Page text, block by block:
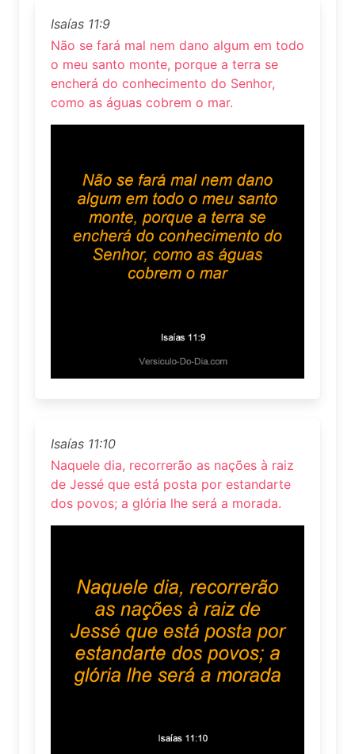
Isaías 11:9
Não se fará mal nem dano algum em todo
o meu santo monte, porque a terra se
encherá do conhecimento do Senhor,
como as águas cobrem o mar.
Isaías 11:10
Naquele dia, recorrerão as nações à raiz
de Jessé que está posta por estandarte
dos povos; a glória lhe será a morada.